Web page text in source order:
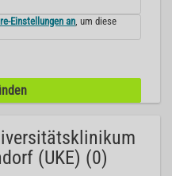
Einstellungen an , um diese
(UKE) (0)